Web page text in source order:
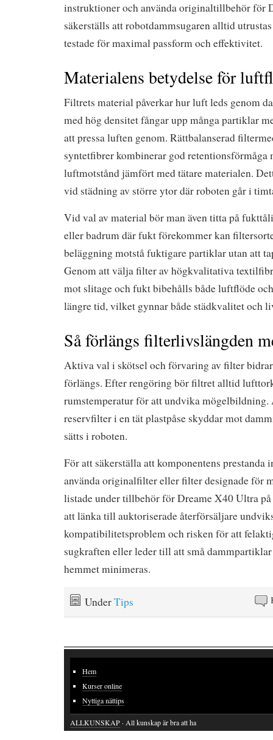
instruktioner och använda originaltillbehör för
säkerställs att robotdammsugaren alltid
testade för maximal passform och effektivitet.
Materialens betydelse för
Filtrets material påverkar hur luft leds genom
med hög densitet fångar upp många partiklar
att pressa luften genom. Rättbalanserad
syntetfibrer kombinerar god retentionsförmåga
luftmotstånd jämfört med tätare materialen.
vid städning av större ytor där roboten går i
Vid val av material bör man även titta på
eller badrum där fukt förekommer kan
beläggning motstå fuktigare partiklar utan att
Genom att välja filter av högkvalitativa
mot slitage och fukt bibehålls både luftflöde
längre tid, vilket gynnar både städkvalitet och
Så förlängs filterlivslängden
Aktiva val i skötsel och förvaring av filter
förlängs. Efter rengöring bör filtret alltid
rumstemperatur för att undvika
reservfilter i en tät plastpåse skyddar mot
sätts i roboten.
För att säkerställa att komponentens prestanda
använda originalfilter eller filter designade för
listade under tillbehör för Dreame X40 Ultra på
att länka till auktoriserade återförsäljare
kompatibilitetsproblem och risken för att
sugkraften eller leder till att små
hemmet minimeras.
UnderTips
Hem
Kurser online
Nyttiga nättips
ALLKUNSKAP · All kunskap är bra att ha